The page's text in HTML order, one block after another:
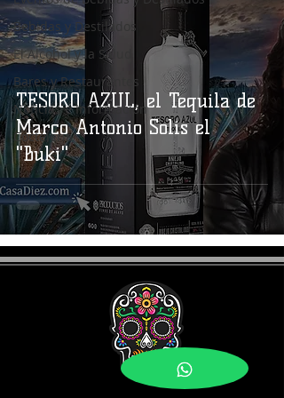
Bebidas y Destilados
El Alcohol y la Salud
Bares y Restaurantes
Noticias e Información
Coctelería
TESORO AZUL, el Tequila de
Marco Antonio Solis el
"Buki"